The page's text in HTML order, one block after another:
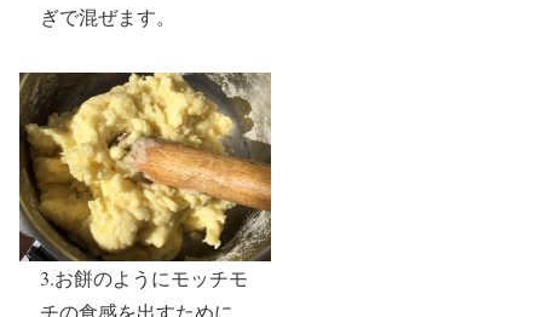
ぎで混ぜます。
3.お餅のようにモッチモ
チの食感を出すために